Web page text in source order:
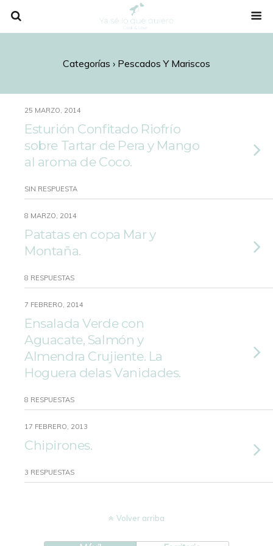
Categorías › Pescados Y Mariscos
25 MARZO, 2014
Esturión Confitado Riofrío
sobre Tartar de Pera y Mango
al aroma de Coco.
SIN RESPUESTA
8 MARZO, 2014
Patatas en copa Mar y
Montaña.
8 RESPUESTAS
7 FEBRERO, 2014
Ensalada Verde con
Aguacate, Salmón y
Almendra Crujiente. La
Hoguera delas Vanidades.
8 RESPUESTAS
17 FEBRERO, 2013
Chipirones.
3 RESPUESTAS
Volver arriba